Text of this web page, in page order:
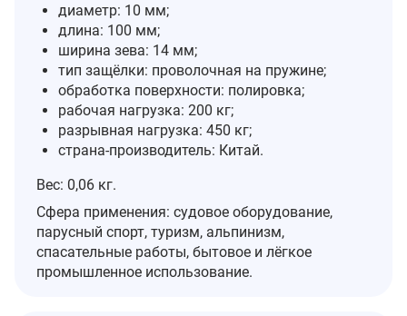
диаметр: 10 мм;
длина: 100 мм;
ширина зева: 14 мм;
тип защёлки: проволочная на пружине;
обработка поверхности: полировка;
рабочая нагрузка: 200 кг;
разрывная нагрузка: 450 кг;
страна‑производитель: Китай.
Вес: 0,06 кг.
Сфера применения: судовое оборудование,
парусный спорт, туризм, альпинизм,
спасательные работы, бытовое и лёгкое
промышленное использование.